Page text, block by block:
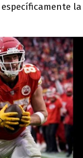
específicamente